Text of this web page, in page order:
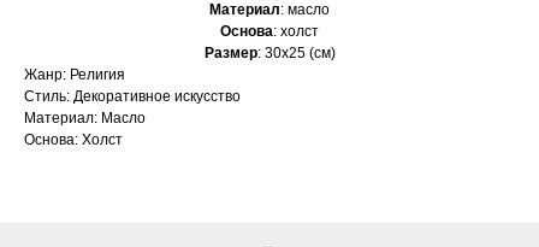
Материал: масло
Основа: холст
Размер: 30х25 (см)
Жанр: Религия
Стиль: Декоративное искусство
Материал: Масло
Основа: Холст